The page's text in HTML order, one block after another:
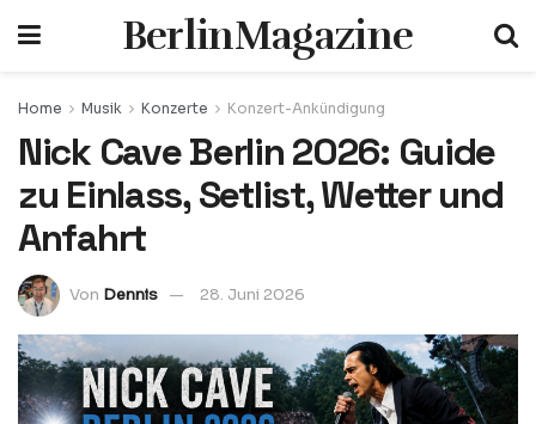
BerlinMagazine
Home Musik Konzerte Konzert-Ankündigung
Nick Cave Berlin 2026: Guide
zu Einlass, Setlist, Wetter und
Anfahrt
Von Dennis 28. Juni 2026